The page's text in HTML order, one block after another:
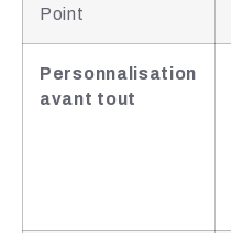
Point
Personnalisation
avant tout